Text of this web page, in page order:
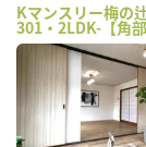
Kマンスリー梅の
301・2LDK-【角